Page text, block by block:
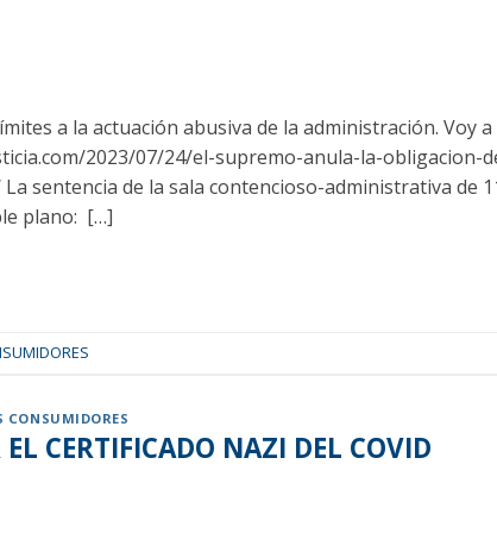
a la actuación abusiva de la administración. Voy
2023/07/24/el-supremo-anula-la-
de la sala contencioso-administrativa de
plano: […]
CONSUMIDORES
CERTIFICADO NAZI DEL COVID